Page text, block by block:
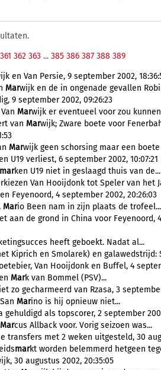
361 362 363 ... 385 386 387 388 389
en Van Persie, 9 september 2002,
Marwijk en de in ongenade gevallen
9 september 2002, 09:26:23
Marwijk er eventueel voor zou
van Marwijk; Zware boete voor
Marwijk geen schorsing maar een boete
U19 verliest, 6 september 2002, 10:07:21
marken U19 niet in geslaagd thuis van de...
Van Hooijdonk tot Speler van het
Feyenoord, 4 september 2002, 20:26:03
Mario Been nam in zijn plaats de trofeel...
aan de grond in China voor Feyenoord,
heeft geboekt. Nadat al...
Kiprich en Smolarek) en galawedstrijd:
Van Hooijdonk en Buffel, 4
Mark van Bommel (PSV)...
zo gecharmeerd van Rzasa, 3 september
Marino is hij opnieuw niet...
als topscorer, 2 september
Marcus Allback voor. Vorig seizoen was...
transfers met 2 weken uitgesteld, 30
markt worden belemmerd hetgeen
30 augustus 2002, 20:35:05